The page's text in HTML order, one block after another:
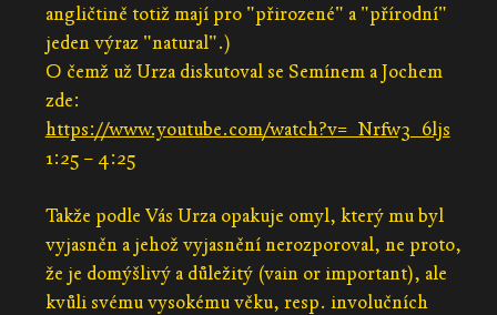
angličtině totiž mají pro "přirozené" a "přírodní"
jeden výraz "natural".)
O čemž už Urza diskutoval se Semínem a Jochem
zde:
https://www.youtube.com/watch?v=_Nrfw3_6ljs
1:25 – 4:25
Takže podle Vás Urza opakuje omyl, který mu byl
vyjasněn a jehož vyjasnění nerozporoval, ne proto,
že je domýšlivý a důležitý (vain or important), ale
kvůli svému vysokému věku, resp. involučních